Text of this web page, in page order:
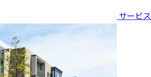
サービス